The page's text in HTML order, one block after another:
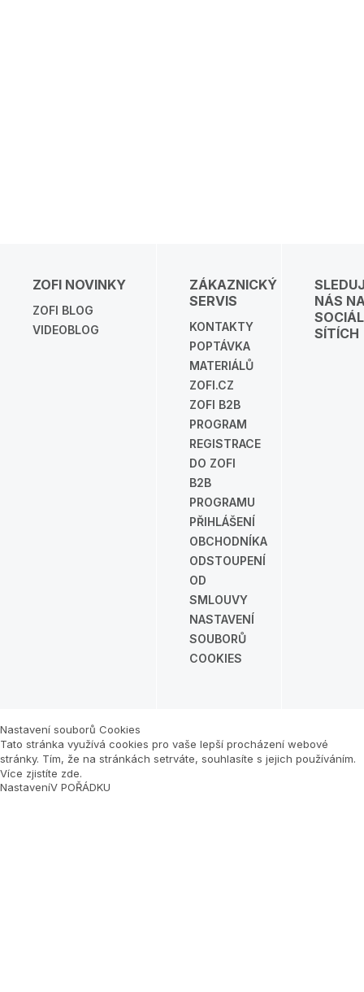
ZOFI NOVINKY
ZOFI BLOG
VIDEOBLOG
ZÁKAZNICKÝ
SERVIS
KONTAKTY
POPTÁVKA
MATERIÁLŮ
ZOFI.CZ
ZOFI B2B
PROGRAM
REGISTRACE
DO ZOFI
B2B
PROGRAMU
PŘIHLÁŠENÍ
OBCHODNÍKA
ODSTOUPENÍ
OD
SMLOUVY
NASTAVENÍ
SOUBORŮ
COOKIES
NÁS
SÍTÍCH
Nastavení souborů Cookies
Tato stránka využívá cookies pro vaše lepší procházení webové
stránky. Tím, že na stránkách setrváte, souhlasíte s jejich používáním.
Více zjistíte zde.
NastaveníV POŘÁDKU